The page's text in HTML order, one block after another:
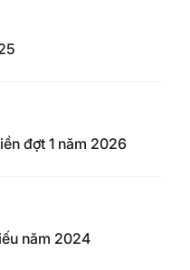
đợt 1 năm 2026
năm 2024